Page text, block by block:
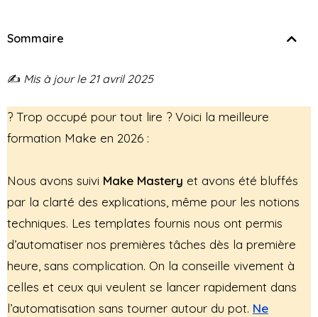
Sommaire
✍️ Mis à jour le 21 avril 2025
? Trop occupé pour tout lire ? Voici la meilleure
formation Make en 2026 :
Nous avons suivi Make Mastery et avons été bluffés
par la clarté des explications, même pour les notions
techniques. Les templates fournis nous ont permis
d’automatiser nos premières tâches dès la première
heure, sans complication. On la conseille vivement à
celles et ceux qui veulent se lancer rapidement dans
l’automatisation sans tourner autour du pot. Ne